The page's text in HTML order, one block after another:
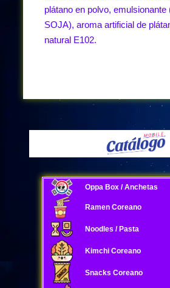
plátano en polvo, emulsionante
SOJA), aroma artificial de
natural E102.
Oppa Box / Anchetas
Ramen Coreano
Noodles / Pasta
Kimchi Coreano
Snacks Coreano